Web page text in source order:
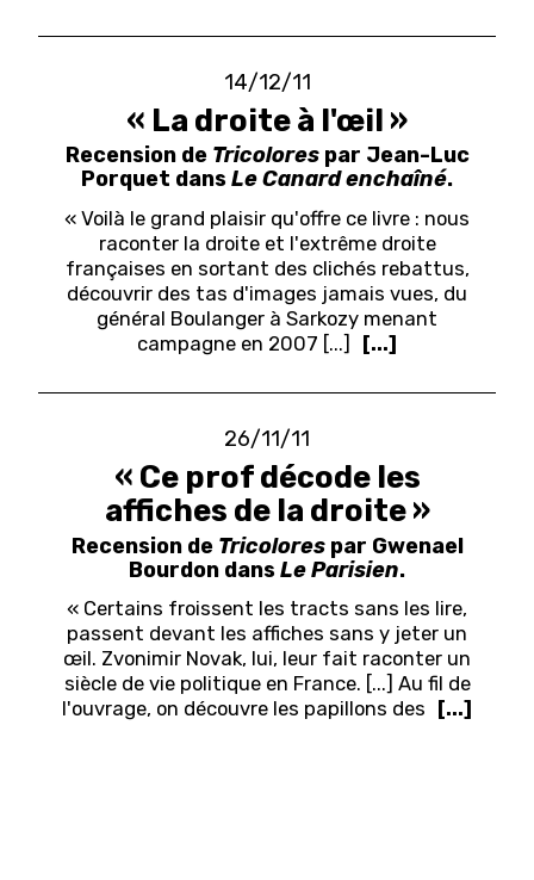
14/12/11
« La droite à l'œil »
Recension de Tricolorespar Jean-Luc
Porquet dans Le Canard enchaîné.
« Voilà le grand plaisir qu'offre ce livre : nous
raconter la droite et l'extrême droite
françaises en sortant des clichés rebattus,
découvrir des tas d'images jamais vues, du
général Boulanger à Sarkozy menant
campagne en 2007 [...]
[...]
26/11/11
« Ce prof décode les
affiches de la droite »
Recension de Tricolorespar Gwenael
Bourdon dans Le Parisien.
« Certains froissent les tracts sans les lire,
passent devant les affiches sans y jeter un
œil. Zvonimir Novak, lui, leur fait raconter un
siècle de vie politique en France. [...] Au fil de
l'ouvrage, on découvre les papillons des
[...]